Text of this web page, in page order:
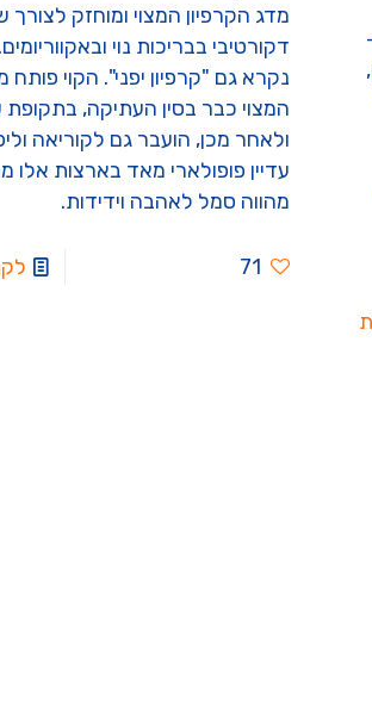
מדג הקרפיון המצוי ומוחזק לצורך
דקורטיבי בבריכות נוי
נקרא גם "קרפיון יפני". הקוי פותח
המצוי כבר בסין העתיקה, בתקופת
ולאחר מכן, הועבר גם לקוריאה
עדיין פופולארי מאד בארצות אלו
מהווה סמל לאהבה וידידות.
71